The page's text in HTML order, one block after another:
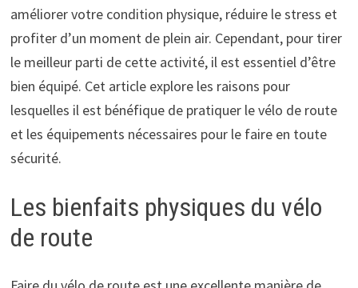
améliorer votre condition physique, réduire le stress et
profiter d’un moment de plein air. Cependant, pour tirer
le meilleur parti de cette activité, il est essentiel d’être
bien équipé. Cet article explore les raisons pour
lesquelles il est bénéfique de pratiquer le vélo de route
et les équipements nécessaires pour le faire en toute
sécurité.
Les bienfaits physiques du vélo
de route